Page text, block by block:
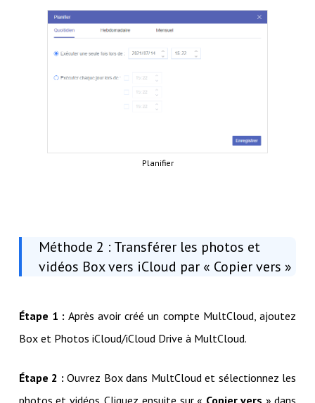
Planifier
Méthode 2 : Transférer les photos et
vidéos Box vers iCloud par « Copier vers »
Étape 1 : Après avoir créé un compte MultCloud, ajoutez
Box et Photos iCloud/iCloud Drive à MultCloud.
Étape 2 : Ouvrez Box dans MultCloud et sélectionnez les
photos et vidéos. Cliquez ensuite sur « Copier vers » dans